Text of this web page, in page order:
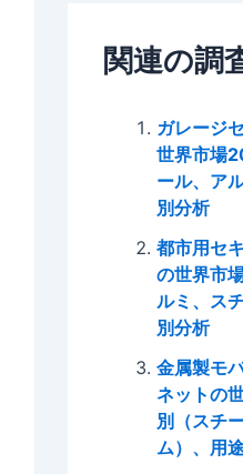
関連の調
ガレージ
世界市場
ール、ア
別分析
都市用セ
の世界市
ルミ、ス
別分析
金属製モ
ネットの
別（スチ
ム）、用